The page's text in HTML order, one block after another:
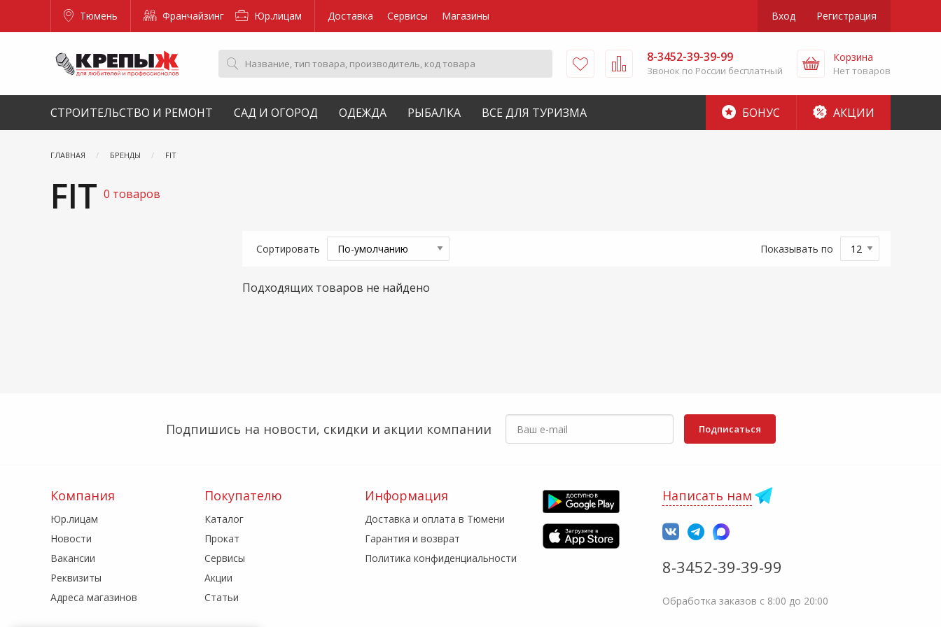
Тюмень Франчайзинг Юр.лицам Доставка Сервисы Магазины Вход Регистрация
8-3452-39-39-99
Звонок по России бесплатный
Корзина
Нет товаров
СТРОИТЕЛЬСТВО И РЕМОНТ САД И ОГОРОД ОДЕЖДА РЫБАЛКА ВСЕ ДЛЯ ТУРИЗМА БОНУС АКЦИИ
ГЛАВНАЯ БРЕНДЫ FIТ
FIТ 0 товаров
Сортировать Показывать по
Подходящих товаров не найдено
Подпишись на новости, скидки и акции компании Подписаться
Компания
Юр.лицам
Новости
Вакансии
Реквизиты
Адреса магазинов
Покупателю
Каталог
Прокат
Сервисы
Акции
Статьи
Информация
Доставка и оплата в Тюмени
Гарантия и возврат
Политика конфиденциальности
Написать нам
8-3452-39-39-99
Обработка заказов с 8:00 до 20:00